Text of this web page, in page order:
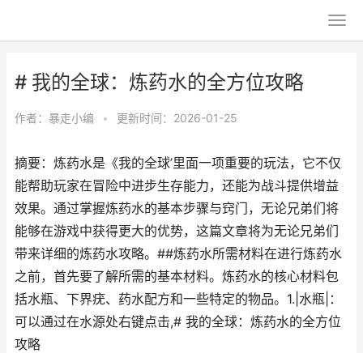
# 我的全球：炼药水的全方位攻略
作者： 暴走小编 • 更新时间：2026-01-25
摘要：炼药水是《我的全球’里面一项重要的玩法，它不仅
能帮助玩家在冒险中进步生存能力，还能为战斗提供增益
效果。通过掌握炼药水的基本步骤与窍门，无论兄弟们将
能够在游戏中获得更大的优势，这篇文章将为无论兄弟们
带来详细的炼药水攻略。##炼药水所需材料在进行炼药水
之前，首先要了解所需的基本材料。炼药水的核心材料包
括水瓶、下界疣、药水配方和一些特定的物品。1.|水瓶|：
可以通过在水源处右键点击,# 我的全球：炼药水的全方位
攻略